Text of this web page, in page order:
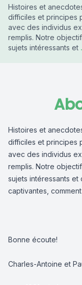
Histoires et
difficiles et principes
avec des individus
remplis. Notre
sujets intéressants et
Histoires et
difficiles et principes
avec des individus
remplis. Notre
sujets intéressants
captivantes,
Bonne écoute!
Charles-Antoine et